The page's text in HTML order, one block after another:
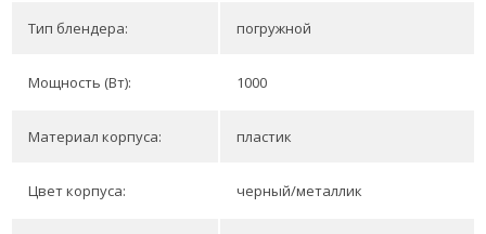
Тип блендера: погружной
Мощность (Вт): 1000
Материал корпуса: пластик
Цвет корпуса: черный/металлик